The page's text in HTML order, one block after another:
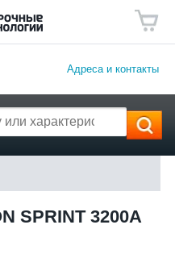
Адреса и контакты
SPRINT 3200A